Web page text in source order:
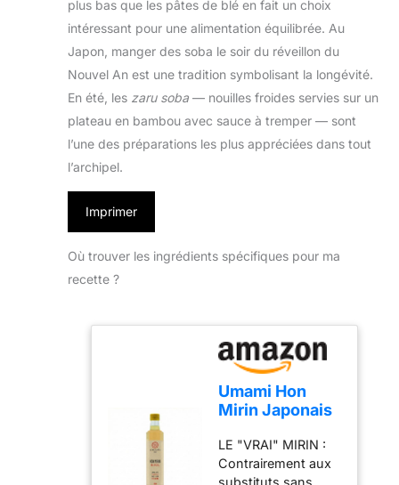
plus bas que les pâtes de blé en fait un choix
intéressant pour une alimentation équilibrée. Au
Japon, manger des soba le soir du réveillon du
Nouvel An est une tradition symbolisant la longévité.
En été, les zaru soba — nouilles froides servies sur un
plateau en bambou avec sauce à tremper — sont
l’une des préparations les plus appréciées dans tout
l’archipel.
Imprimer
Où trouver les ingrédients spécifiques pour ma
recette ?
Umami Hon
Mirin Japonais
Véritable Saké
Doux pour
LE "VRAI" MIRIN :
Contrairement aux
substituts sans